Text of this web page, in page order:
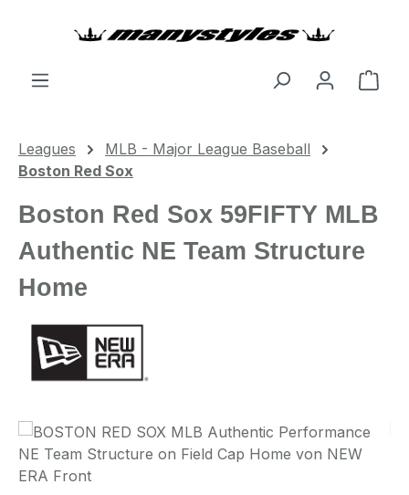
Leagues
MLB - Major League Baseball
Boston Red Sox
Boston Red Sox 59FIFTY MLB
Authentic NE Team Structure
Home
Bildergalerie überspringen